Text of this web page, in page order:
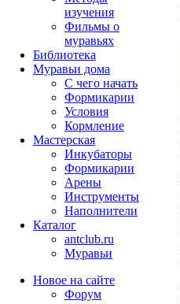
изучения
Фильмы о
муравьях
Библиотека
Муравьи дома
С чего начать
Формикарии
Условия
Кормление
Мастерская
Инкубаторы
Формикарии
Арены
Инструменты
Наполнители
Каталог
antclub.ru
Муравьи
Новое на сайте
Форум